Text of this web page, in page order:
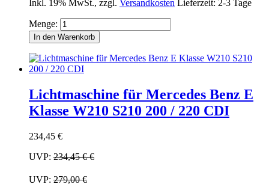
Inkl. 19% MwSt., zzgl. Versandkosten Lieferzeit: 2-3 Tage
Menge:
In den Warenkorb
Lichtmaschine für Mercedes Benz E
Klasse W210 S210 200 / 220 CDI
234,45 €
UVP: 234,45 €€
UVP: 279,00 €